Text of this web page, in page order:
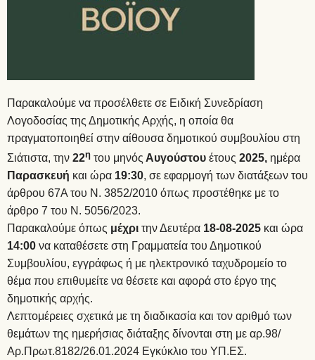
Παρακαλούμε να προσέλθετε σε Ειδική Συνεδρίαση
Λογοδοσίας της Δημοτικής Αρχής, η οποία θα
πραγματοποιηθεί στην αίθουσα δημοτικού συμβουλίου στη
Σιάτιστα, την22η του μηνόςΑυγούστουέτους 2025, ημέρα
Παρασκευή και ώρα 19:30, σε εφαρμογή των διατάξεων του
άρθρου 67Α του Ν. 3852/2010 όπως προστέθηκε με το
άρθρο 7 του Ν. 5056/2023.
Παρακαλούμε όπως μέχριτην Δευτέρα 18-08-2025 και ώρα
14:00να καταθέσετε στη Γραμματεία του Δημοτικού
Συμβουλίου, εγγράφως ή με ηλεκτρονικό ταχυδρομείο το
θέμα που επιθυμείτε να θέσετε και αφορά στο έργο της
δημοτικής αρχής.
Λεπτομέρειες σχετικά με τη διαδικασία και τον αριθμό των
θεμάτων της ημερήσιας διάταξης δίνονται στη με αρ.98/
Αρ.Πρωτ.8182/26.01.2024 Εγκύκλιο του ΥΠ.ΕΣ.